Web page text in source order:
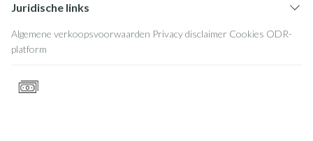
Juridische links
Algemene verkoopsvoorwaarden Privacy disclaimer Cookies ODR-
platform